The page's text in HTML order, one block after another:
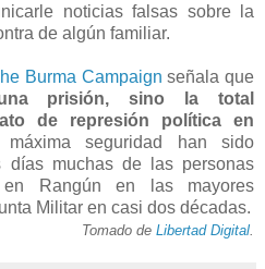
noticias falsas sobre la
de algún familiar.
Burma Campaign señala que
prisión, sino la total
de represión política en
seguridad han sido
días muchas de las personas
Rangún en las mayores
Militar en casi dos décadas.
Tomado de Libertad Digital